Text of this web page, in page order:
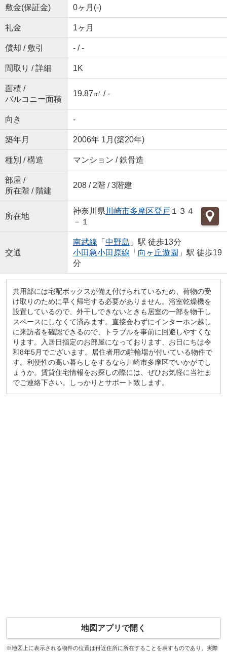
敷金(保証金) 0ヶ月(-)
礼金 1ヶ月
償却 / 敷引 - / -
間取り / 詳細 1K
面積 /
バルコニー面積
19.87㎡ / -
向き -
築年月 2006年 1月(築20年)
種別 / 構造 マンション / 鉄骨造
部屋 /
所在階 / 階建
208 / 2階 / 3階建
所在地
神奈川県 川崎市多摩区登戸 １３４
－１
交通
南武線 「 中野島 」駅 徒歩13分
小田急小田原線 「 向ヶ丘遊園 」駅 徒歩19
分
共用部には宅配ボックスが備え付けられているため、荷物の受
け取りのために早く帰宅する必要がありません。浴室乾燥機を
設置しているので、外干しできないときも居室の一部を物干し
スペースにしなくて済みます。直接会わずにインターホン越し
に来訪者を確認できるので、トラブルを事前に回避しやすくな
ります。入居日指定のお部屋になっております、お日にちは令
和8年5月でございます。居住者用の駐輪場が付いている物件で
す。利便性の高い暮らしをするなら川崎市多摩区でいかがでし
ょうか。賃貸住宅情報をお探しの際には、ぜひお気軽に当社ま
でご連絡下さい。しっかりとサポート致します。
地図アプリで開く
※地図上に表示される物件の位置は付近住所に所在することを表すものであり、実際